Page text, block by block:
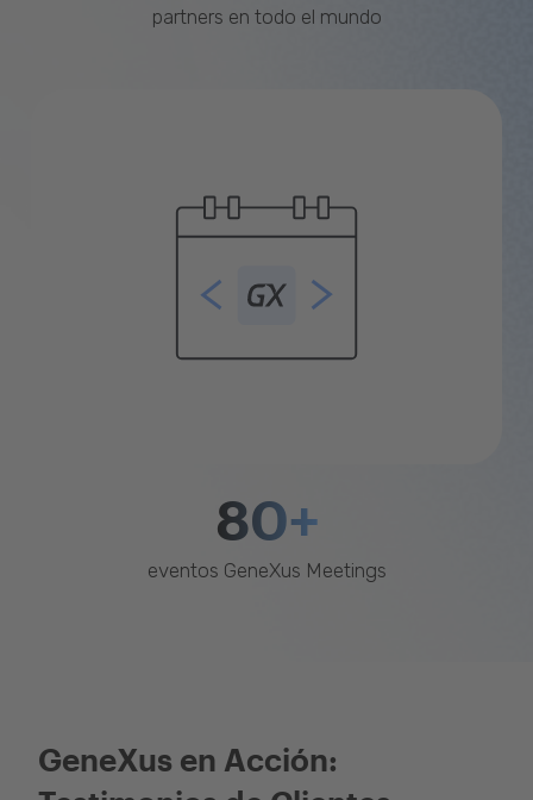
partners en todo el mundo
80+
eventos GeneXus Meetings
GeneXus en Acción: